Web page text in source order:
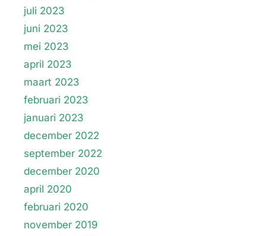
juli 2023
juni 2023
mei 2023
april 2023
maart 2023
februari 2023
januari 2023
december 2022
september 2022
december 2020
april 2020
februari 2020
november 2019